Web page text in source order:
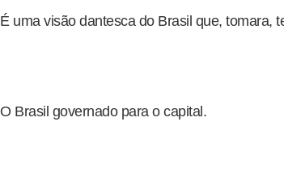
É uma visão dantesca do Brasil que, tomara,
O Brasil governado para o capital.